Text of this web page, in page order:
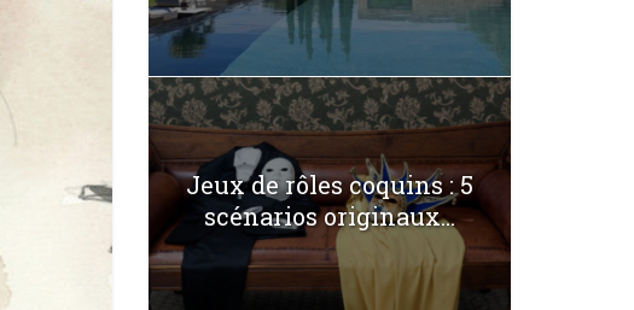
Jeux de rôles coquins : 5
scénarios originaux...